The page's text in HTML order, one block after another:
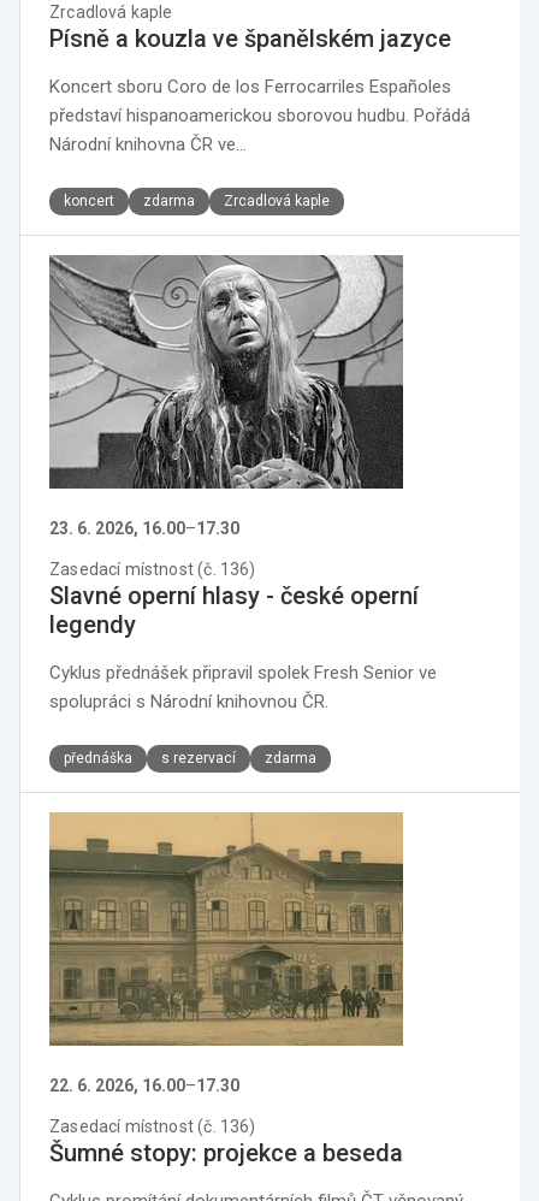
Zrcadlová kaple
Písně a kouzla ve španělském jazyce
Koncert sboru Coro de los Ferrocarriles Españoles
představí hispanoamerickou sborovou hudbu. Pořádá
Národní knihovna ČR ve…
koncert zdarma Zrcadlová kaple
23. 6. 2026, 16.00–17.30
Zasedací místnost (č. 136)
Slavné operní hlasy - české operní
legendy
Cyklus přednášek připravil spolek Fresh Senior ve
spolupráci s Národní knihovnou ČR.
přednáška s rezervací zdarma
22. 6. 2026, 16.00–17.30
Zasedací místnost (č. 136)
Šumné stopy: projekce a beseda